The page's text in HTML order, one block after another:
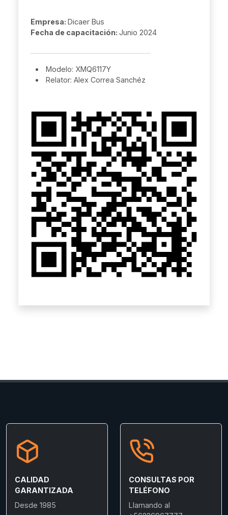
Empresa: Dicaer Bus
Fecha de capacitación: Junio 2024
Modelo: XMQ6117Y
Relator: Alex Correa Sanchéz
CALIDAD
GARANTIZADA
Desde 1985
CONSULTAS POR
TELÉFONO
Llamando al